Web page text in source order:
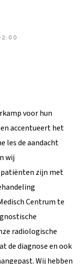
voor hun
accentueert het
les de aandacht
wij
zijn met
Centrum te
radiologische
de diagnose en ook
Wij hebben